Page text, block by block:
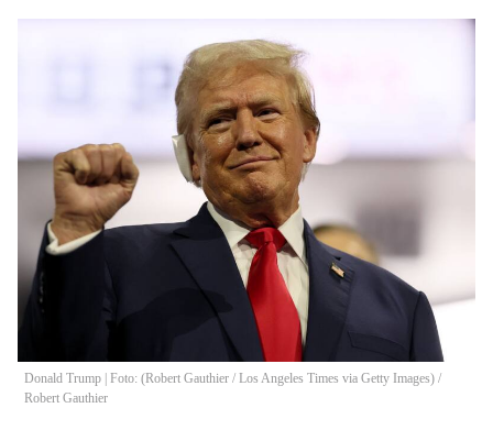
Donald Trump | Foto: (Robert Gauthier / Los Angeles Times via Getty Images) /
Robert Gauthier